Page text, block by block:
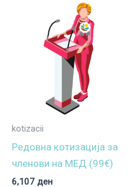
kotizacii
Редовна котизација за
членови на МЕД (99€)
6,107 ден